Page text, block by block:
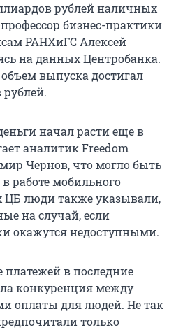
рублей наличных
бизнес-практики
РАНХиГС Алексей
на данных Центробанка.
выпуска достигал
начал расти еще в
аналитик Freedom
Чернов, что могло быть
работе мобильного
ЦБ люди также указывали,
на случай, если
окажутся недоступными.
платежей в последние
конкуренция между
оплаты для людей. Не так
только